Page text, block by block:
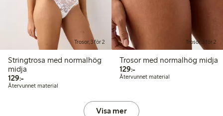
Trosor, 3 för 2
Stringtrosa med normalhög
midja
129:-129,00 kr
Återvunnet material
Trosor, 3 för 2
Trosor med normalhög midja
129:-129,00 kr
Återvunnet material
Visa mer